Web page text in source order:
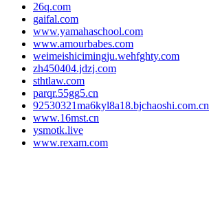
26q.com
gaifal.com
www.yamahaschool.com
www.amourbabes.com
weimeishicimingju.wehfghty.com
zh450404.jdzj.com
sthtlaw.com
parqr.55gg5.cn
92530321ma6kyl8a18.bjchaoshi.com.cn
www.16mst.cn
ysmotk.live
www.rexam.com